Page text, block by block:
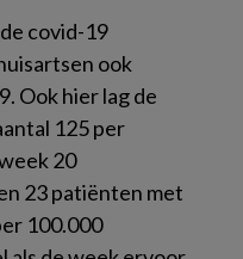
covid-19
ook
Ook hier lag de
125 per
20
23 patiënten met
100.000